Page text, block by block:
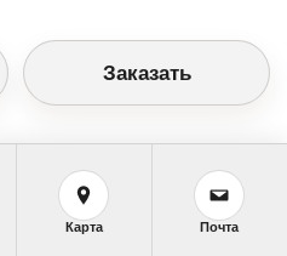
календарь
Заказать
Карта Почта